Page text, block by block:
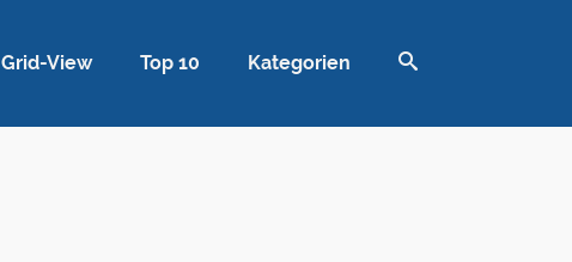
Grid-View Top 10 Kategorien